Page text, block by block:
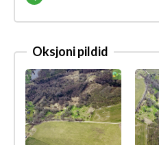
Oksjoni pildid